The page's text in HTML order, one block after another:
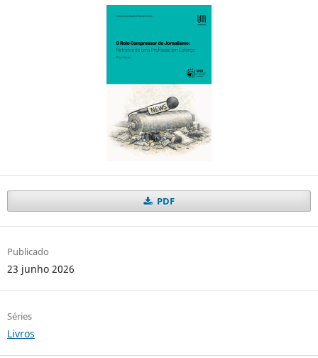
PDF
Publicado
23 junho 2026
Séries
Livros